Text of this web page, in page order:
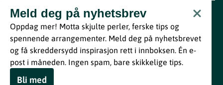
Meld deg på nyhetsbrev
Oppdag mer! Motta skjulte perler, ferske tips og
spennende arrangementer. Meld deg på nyhetsbrevet
og få skreddersydd inspirasjon rett i innboksen. Én e-
post i måneden. Ingen spam, bare skikkelige tips.
Bli med
www.visitvestfold.com
Turistinformasjon
Vestfold Fylkeskommune
ByBreakfast